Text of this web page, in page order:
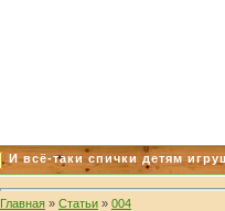
И всё-таки спички детям
Главная » Статьи » 004